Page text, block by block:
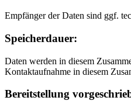
Empfänger der Daten sind ggf.
Speicherdauer:
Daten werden in diesem
Kontaktaufnahme in diesem
Bereitstellung